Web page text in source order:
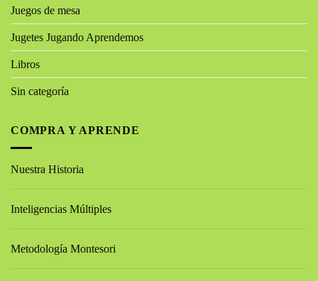
Juegos de mesa
Jugetes Jugando Aprendemos
Libros
Sin categoría
COMPRA Y APRENDE
Nuestra Historia
Inteligencias Múltiples
Metodología Montesori